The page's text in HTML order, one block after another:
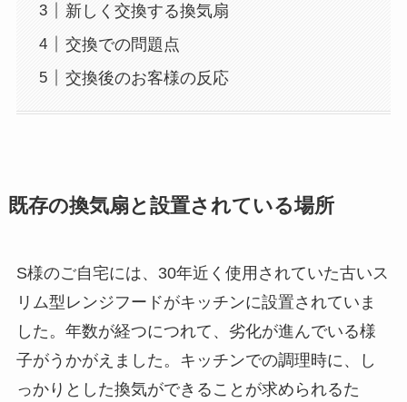
新しく交換する換気扇
交換での問題点
交換後のお客様の反応
既存の換気扇と設置されている場所
S様のご自宅には、30年近く使用されていた古いス
リム型レンジフードがキッチンに設置されていま
した。年数が経つにつれて、劣化が進んでいる様
子がうかがえました。キッチンでの調理時に、し
っかりとした換気ができることが求められるた